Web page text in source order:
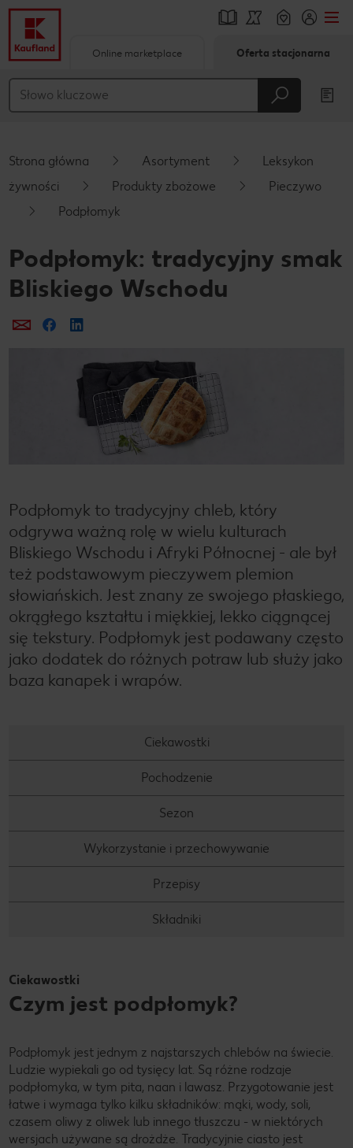
Główna treść
Pływający pasek boczny
Online marketplace Oferta stacjonarna
Strona główna Asortyment
Leksykon
żywności
Produkty zbożowe
Pieczywo
Podpłomyk
Podpłomyk: tradycyjny smak
Bliskiego Wschodu
Prześlij e-mailem
Udostępnij na Facebooku
Podpłomyk to tradycyjny chleb, który
odgrywa ważną rolę w wielu kulturach
Bliskiego Wschodu i Afryki Północnej - ale był
też podstawowym pieczywem plemion
słowiańskich. Jest znany ze swojego płaskiego,
okrągłego kształtu i miękkiej, lekko ciągnącej
się tekstury. Podpłomyk jest podawany często
jako dodatek do różnych potraw lub służy jako
baza kanapek i wrapów.
Ciekawostki
Pochodzenie
Sezon
Wykorzystanie i przechowywanie
Przepisy
Składniki
Ciekawostki
Czym jest podpłomyk?
Podpłomyk jest jednym z najstarszych chlebów na świecie.
Ludzie wypiekali go od tysięcy lat. Są różne rodzaje
podpłomyka, w tym pita, naan i lawasz. Przygotowanie jest
łatwe i wymaga tylko kilku składników: mąki, wody, soli,
czasem oliwy z oliwek lub innego tłuszczu - w niektórych
wersjach używane są drożdże. Tradycyjnie ciasto jest